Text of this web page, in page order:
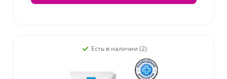
Есть в наличии (2)